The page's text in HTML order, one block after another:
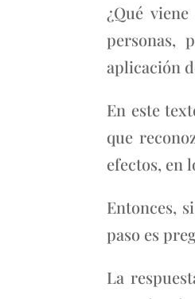
¿Qué
personas,
aplicación
En este
que
efectos, en
Entonces,
paso es
La